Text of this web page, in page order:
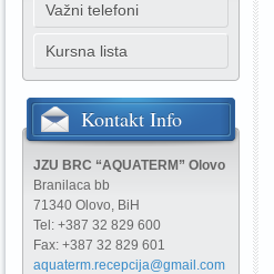
Važni telefoni
Kursna lista
KontaktInfo
JZU BRC “AQUATERM” Olovo
Branilaca bb
71340 Olovo, BiH
Tel: +387 32 829 600
Fax: +387 32 829 601
aquaterm.recepcija@gmail.com